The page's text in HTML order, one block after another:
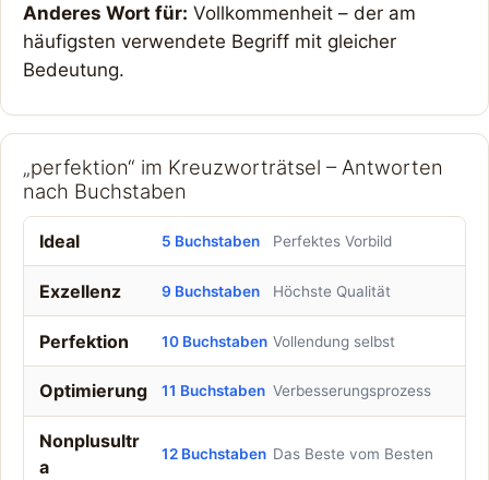
Anderes Wort für: Vollkommenheit – der am
häufigsten verwendete Begriff mit gleicher
Bedeutung.
„perfektion“ im Kreuzworträtsel – Antworten
nach Buchstaben
Ideal 5 Buchstaben Perfektes Vorbild
Exzellenz 9 Buchstaben Höchste Qualität
Perfektion 10 Buchstaben Vollendung selbst
Optimierung 11 Buchstaben Verbesserungsprozess
Nonplusultr
a
12 Buchstaben Das Beste vom Besten